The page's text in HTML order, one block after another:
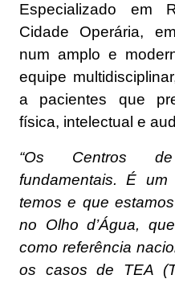
Especializado em
Cidade Operária,
num amplo e
equipe
a pacientes que
física, intelectual e
“Os Centros
fundamentais. É
temos e que
no Olho d’Água,
como referência
os casos de TEA